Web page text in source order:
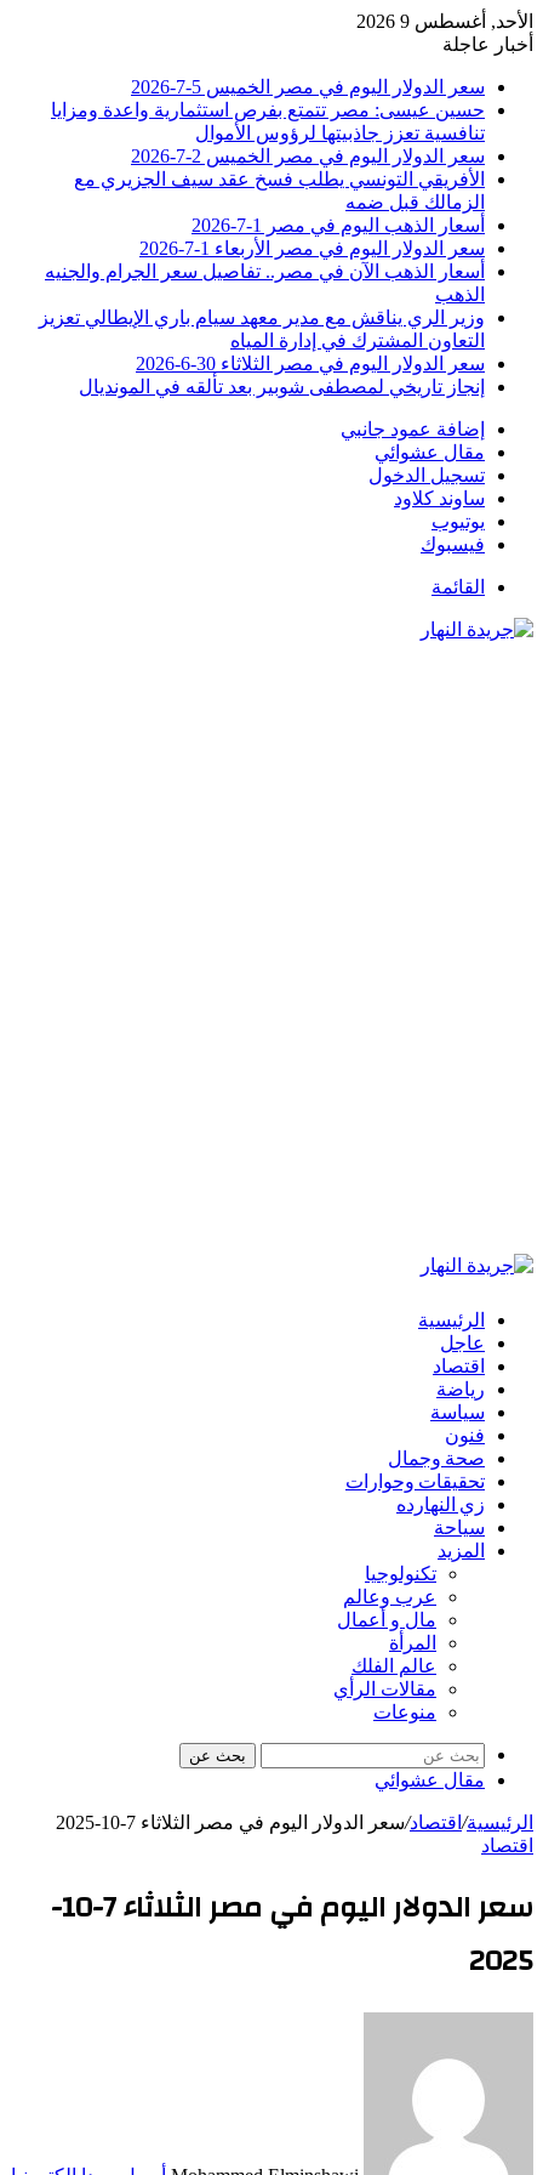
الأحد, أغسطس 9 2026
أخبار عاجلة
سعر الدولار اليوم في مصر الخميس 5-7-2026
حسين عيسى: مصر تتمتع بفرص استثمارية واعدة ومزايا
تنافسية تعزز جاذبيتها لرؤوس الأموال
سعر الدولار اليوم في مصر الخميس 2-7-2026
الأفريقي التونسي يطلب فسخ عقد سيف الجزيري مع
الزمالك قبل ضمه
أسعار الذهب اليوم في مصر 1-7-2026
سعر الدولار اليوم في مصر الأربعاء 1-7-2026
أسعار الذهب الآن في مصر.. تفاصيل سعر الجرام والجنيه
الذهب
وزير الري يناقش مع مدير معهد سيام باري الإيطالي تعزيز
التعاون المشترك في إدارة المياه
سعر الدولار اليوم في مصر الثلاثاء 30-6-2026
إنجاز تاريخي لمصطفى شوبير بعد تألقه في المونديال
إضافة عمود جانبي
مقال عشوائي
تسجيل الدخول
ساوند كلاود
يوتيوب
فيسبوك
القائمة
الرئيسية
عاجل
اقتصاد
رياضة
سياسة
فنون
صحة وجمال
تحقيقات وحوارات
زي النهارده
سياحة
المزيد
تكنولوجيا
عرب وعالم
مال و أعمال
المرأة
عالم الفلك
مقالات الرأي
منوعات
بحث عن
مقال عشوائي
الرئيسية/ اقتصاد/سعر الدولار اليوم في مصر الثلاثاء 7-10-2025
اقتصاد
سعر الدولار اليوم في مصر الثلاثاء 7-10-
2025